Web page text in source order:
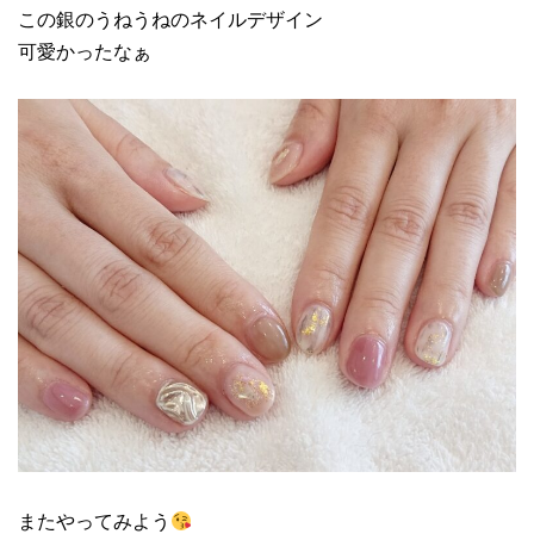
この銀のうねうねのネイルデザイン
可愛かったなぁ
またやってみよう